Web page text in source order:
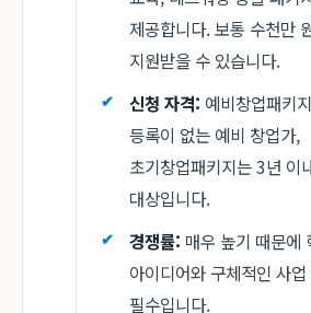
제공합니다. 보통 수천만
지원받을 수 있습니다.
신청 자격: 예비창업패키
등록이 없는 예비 창업가,
초기창업패키지는 3년 이
대상입니다.
경쟁률: 매우 높기 때문에
아이디어와 구체적인 사업
필수입니다.